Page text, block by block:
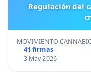
Regulación del
MOVIMIENTO
41 firmas
3 May 2026